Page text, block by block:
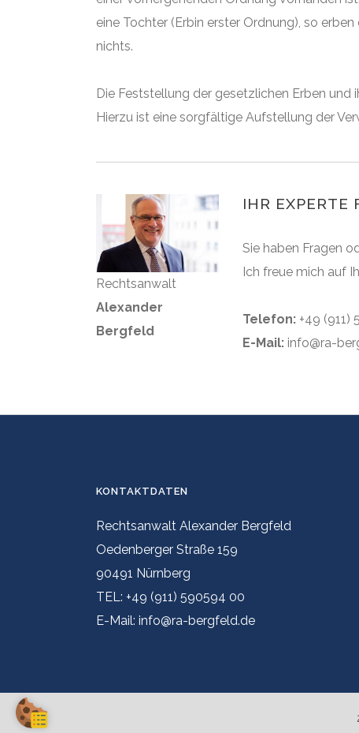
eine Tochter (Erbin erster Ordnung), so
nichts.
Die Feststellung der gesetzlichen Erben und
Hierzu ist eine sorgfältige Aufstellung der
Rechtsanwalt
Alexander
Bergfeld
IHR EXPERTE
Sie haben Fragen
Ich freue mich auf
Telefon:+49 (911)
E-Mail:info@ra-
KONTAKTDATEN
Rechtsanwalt Alexander Bergfeld
Oedenberger Straße 159
90491 Nürnberg
TEL: +49 (911) 590594 00
E-Mail: info@ra-bergfeld.de